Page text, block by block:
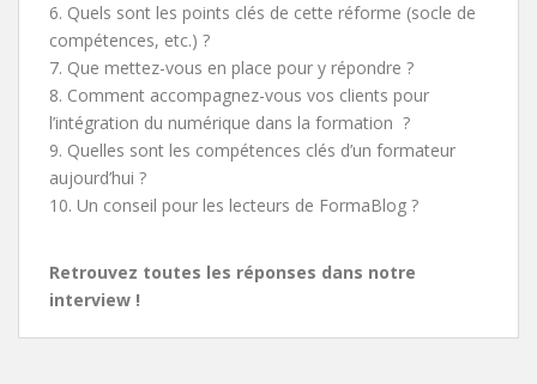
6. Quels sont les points clés de cette réforme (socle de
compétences, etc.) ?
7. Que mettez-vous en place pour y répondre ?
8. Comment accompagnez-vous vos clients pour
l’intégration du numérique dans la formation ?
9. Quelles sont les compétences clés d’un formateur
aujourd’hui ?
10. Un conseil pour les lecteurs de FormaBlog ?
Retrouvez toutes les réponses dans notre
interview !